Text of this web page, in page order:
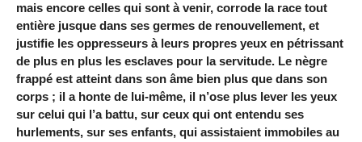
mais encore celles qui sont à venir, corrode la race tout
entière jusque dans ses germes de renouvellement, et
justifie les oppresseurs à leurs propres yeux en pétrissant
de plus en plus les esclaves pour la servitude. Le nègre
frappé est atteint dans son âme bien plus que dans son
corps ; il a honte de lui-même, il n’ose plus lever les yeux
sur celui qui l’a battu, sur ceux qui ont entendu ses
hurlements, sur ses enfants, qui assistaient immobiles au